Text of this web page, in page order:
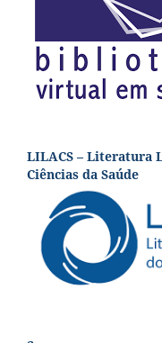
LILACS – Literatura
Ciências da Saúde